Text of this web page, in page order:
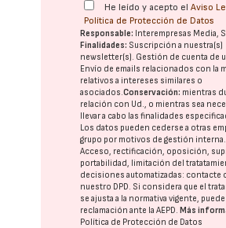
He leído y acepto elAviso
Política de Protección de Datos
Responsable: Interempresas Media,
Finalidades: Suscripción a nuestra(s)
newsletter(s). Gestión de cuenta de
Envío de emails relacionados con la
relativos a intereses similares o
asociados.Conservación: mientras
relación con Ud., o mientras sea
llevar a cabo las finalidades
Los datos pueden cederse a otras
grupo por motivos de gestión interna.
Acceso, rectificación, oposición,
portabilidad, limitación del
decisiones automatizadas: contacte
nuestro DPD. Si considera que el
se ajusta a la normativa vigente,
reclamación ante laAEPD.Más
Política de Protección de Datos